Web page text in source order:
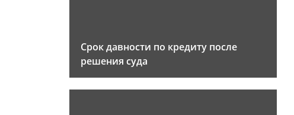
Срок давности по кредиту после
решения суда